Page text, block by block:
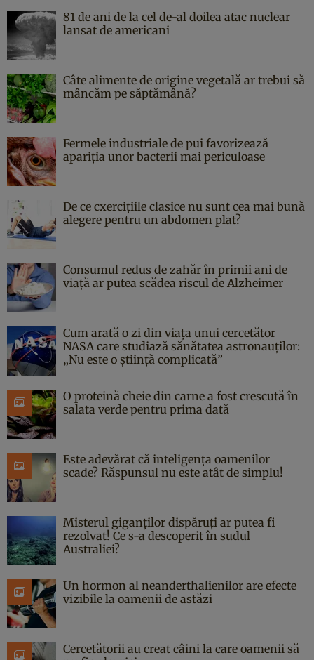
81 de ani de la cel de-al doilea atac nuclear
lansat de americani
Câte alimente de origine vegetală ar trebui să
mâncăm pe săptămână?
Fermele industriale de pui favorizează
apariția unor bacterii mai periculoase
De ce cxercițiile clasice nu sunt cea mai bună
alegere pentru un abdomen plat?
Consumul redus de zahăr în primii ani de
viață ar putea scădea riscul de Alzheimer
Cum arată o zi din viața unui cercetător
NASA care studiază sănătatea astronauților:
„Nu este o știință complicată”
O proteină cheie din carne a fost crescută în
salata verde pentru prima dată
Este adevărat că inteligența oamenilor
scade? Răspunsul nu este atât de simplu!
Misterul giganților dispăruți ar putea fi
rezolvat! Ce s-a descoperit în sudul
Australiei?
Un hormon al neanderthalienilor are efecte
vizibile la oamenii de astăzi
Cercetătorii au creat câini la care oamenii să